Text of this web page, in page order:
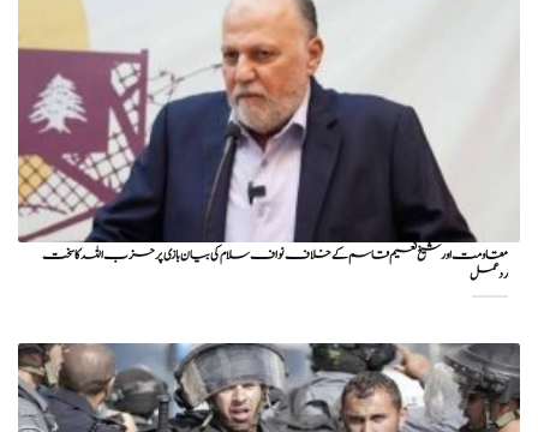
مقاومت اور شیخ نعیم قاسم کے خلاف نواف سلام کی بیان بازی پر حزب اللہ کا سخت
ردعمل